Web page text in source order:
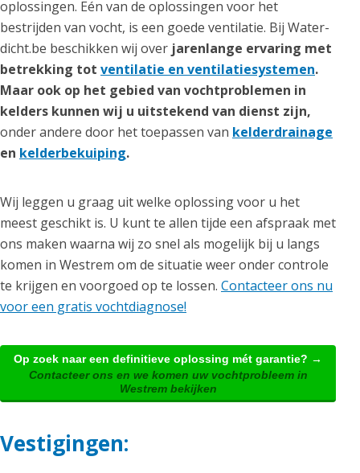
oplossingen. Eén van de oplossingen voor het
bestrijden van vocht, is een goede ventilatie. Bij Water-
dicht.be beschikken wij over jarenlange ervaring met
betrekking tot ventilatie en ventilatiesystemen.
Maar ook op het gebied van vochtproblemen in
kelders kunnen wij u uitstekend van dienst zijn,
onder andere door het toepassen van kelderdrainage
en kelderbekuiping.
Wij leggen u graag uit welke oplossing voor u het
meest geschikt is. U kunt te allen tijde een afspraak met
ons maken waarna wij zo snel als mogelijk bij u langs
komen in Westrem om de situatie weer onder controle
te krijgen en voorgoed op te lossen. Contacteer ons nu
voor een gratis vochtdiagnose!
Op zoek naar een definitieve oplossing mét garantie? →
Contacteer ons en we komen uw vochtprobleem in
Westrem bekijken
Vestigingen: